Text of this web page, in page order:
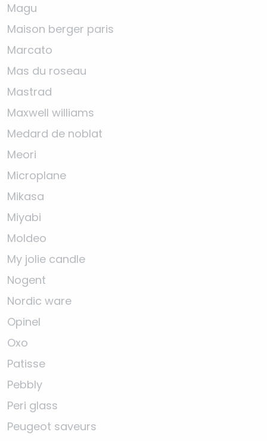
Magu
Maison berger paris
Marcato
Mas du roseau
Mastrad
Maxwell williams
Medard de noblat
Meori
Microplane
Mikasa
Miyabi
Moldeo
My jolie candle
Nogent
Nordic ware
Opinel
Oxo
Patisse
Pebbly
Peri glass
Peugeot saveurs